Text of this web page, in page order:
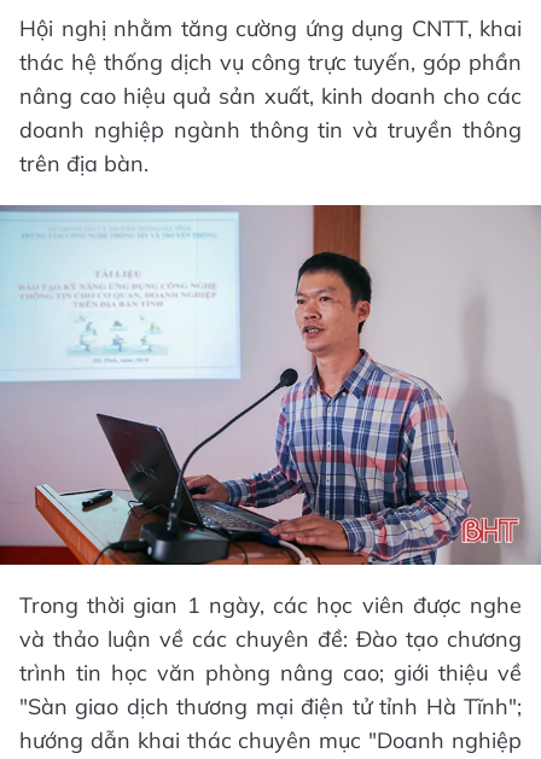
Hội nghị nhằm tăng cường ứng dụng CNTT, khai
thác hệ thống dịch vụ công trực tuyến, góp phần
nâng cao hiệu quả sản xuất, kinh doanh cho các
doanh nghiệp ngành thông tin và truyền thông
trên địa bàn.
Trong thời gian 1 ngày, các học viên được nghe
và thảo luận về các chuyên đề: Đào tạo chương
trình tin học văn phòng nâng cao; giới thiệu về
"Sàn giao dịch thương mại điện tử tỉnh Hà Tĩnh";
hướng dẫn khai thác chuyên mục "Doanh nghiệp